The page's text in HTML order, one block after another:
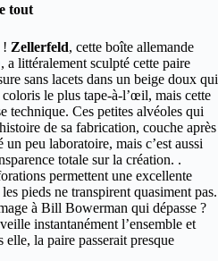
tout
! Zellerfeld, cette boîte allemande
, a littéralement sculpté cette paire
sans lacets dans un beige doux qui
le plus tape-à-l’œil, mais cette
technique. Ces petites alvéoles qui
de sa fabrication, couche après
peu laboratoire, mais c’est aussi
totale sur la création. .
permettent une excellente
pieds ne transpirent quasiment pas.
à Bill Bowerman qui dépasse ?
instantanément l’ensemble et
la paire passerait presque